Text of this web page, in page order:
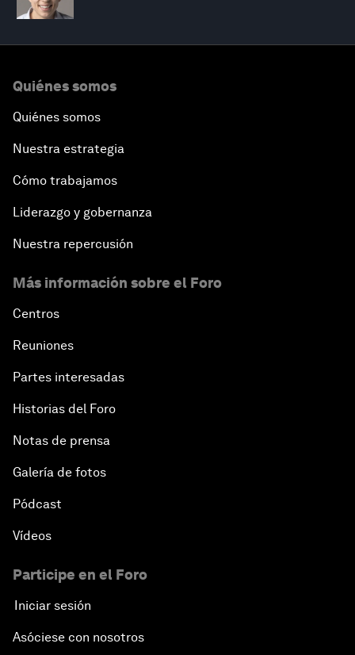
Quiénes somos
Quiénes somos
Nuestra estrategia
Cómo trabajamos
Liderazgo y gobernanza
Nuestra repercusión
Más información sobre el Foro
Centros
Reuniones
Partes interesadas
Historias del Foro
Notas de prensa
Galería de fotos
Pódcast
Vídeos
Participe en el Foro
Iniciar sesión
Asóciese con nosotros